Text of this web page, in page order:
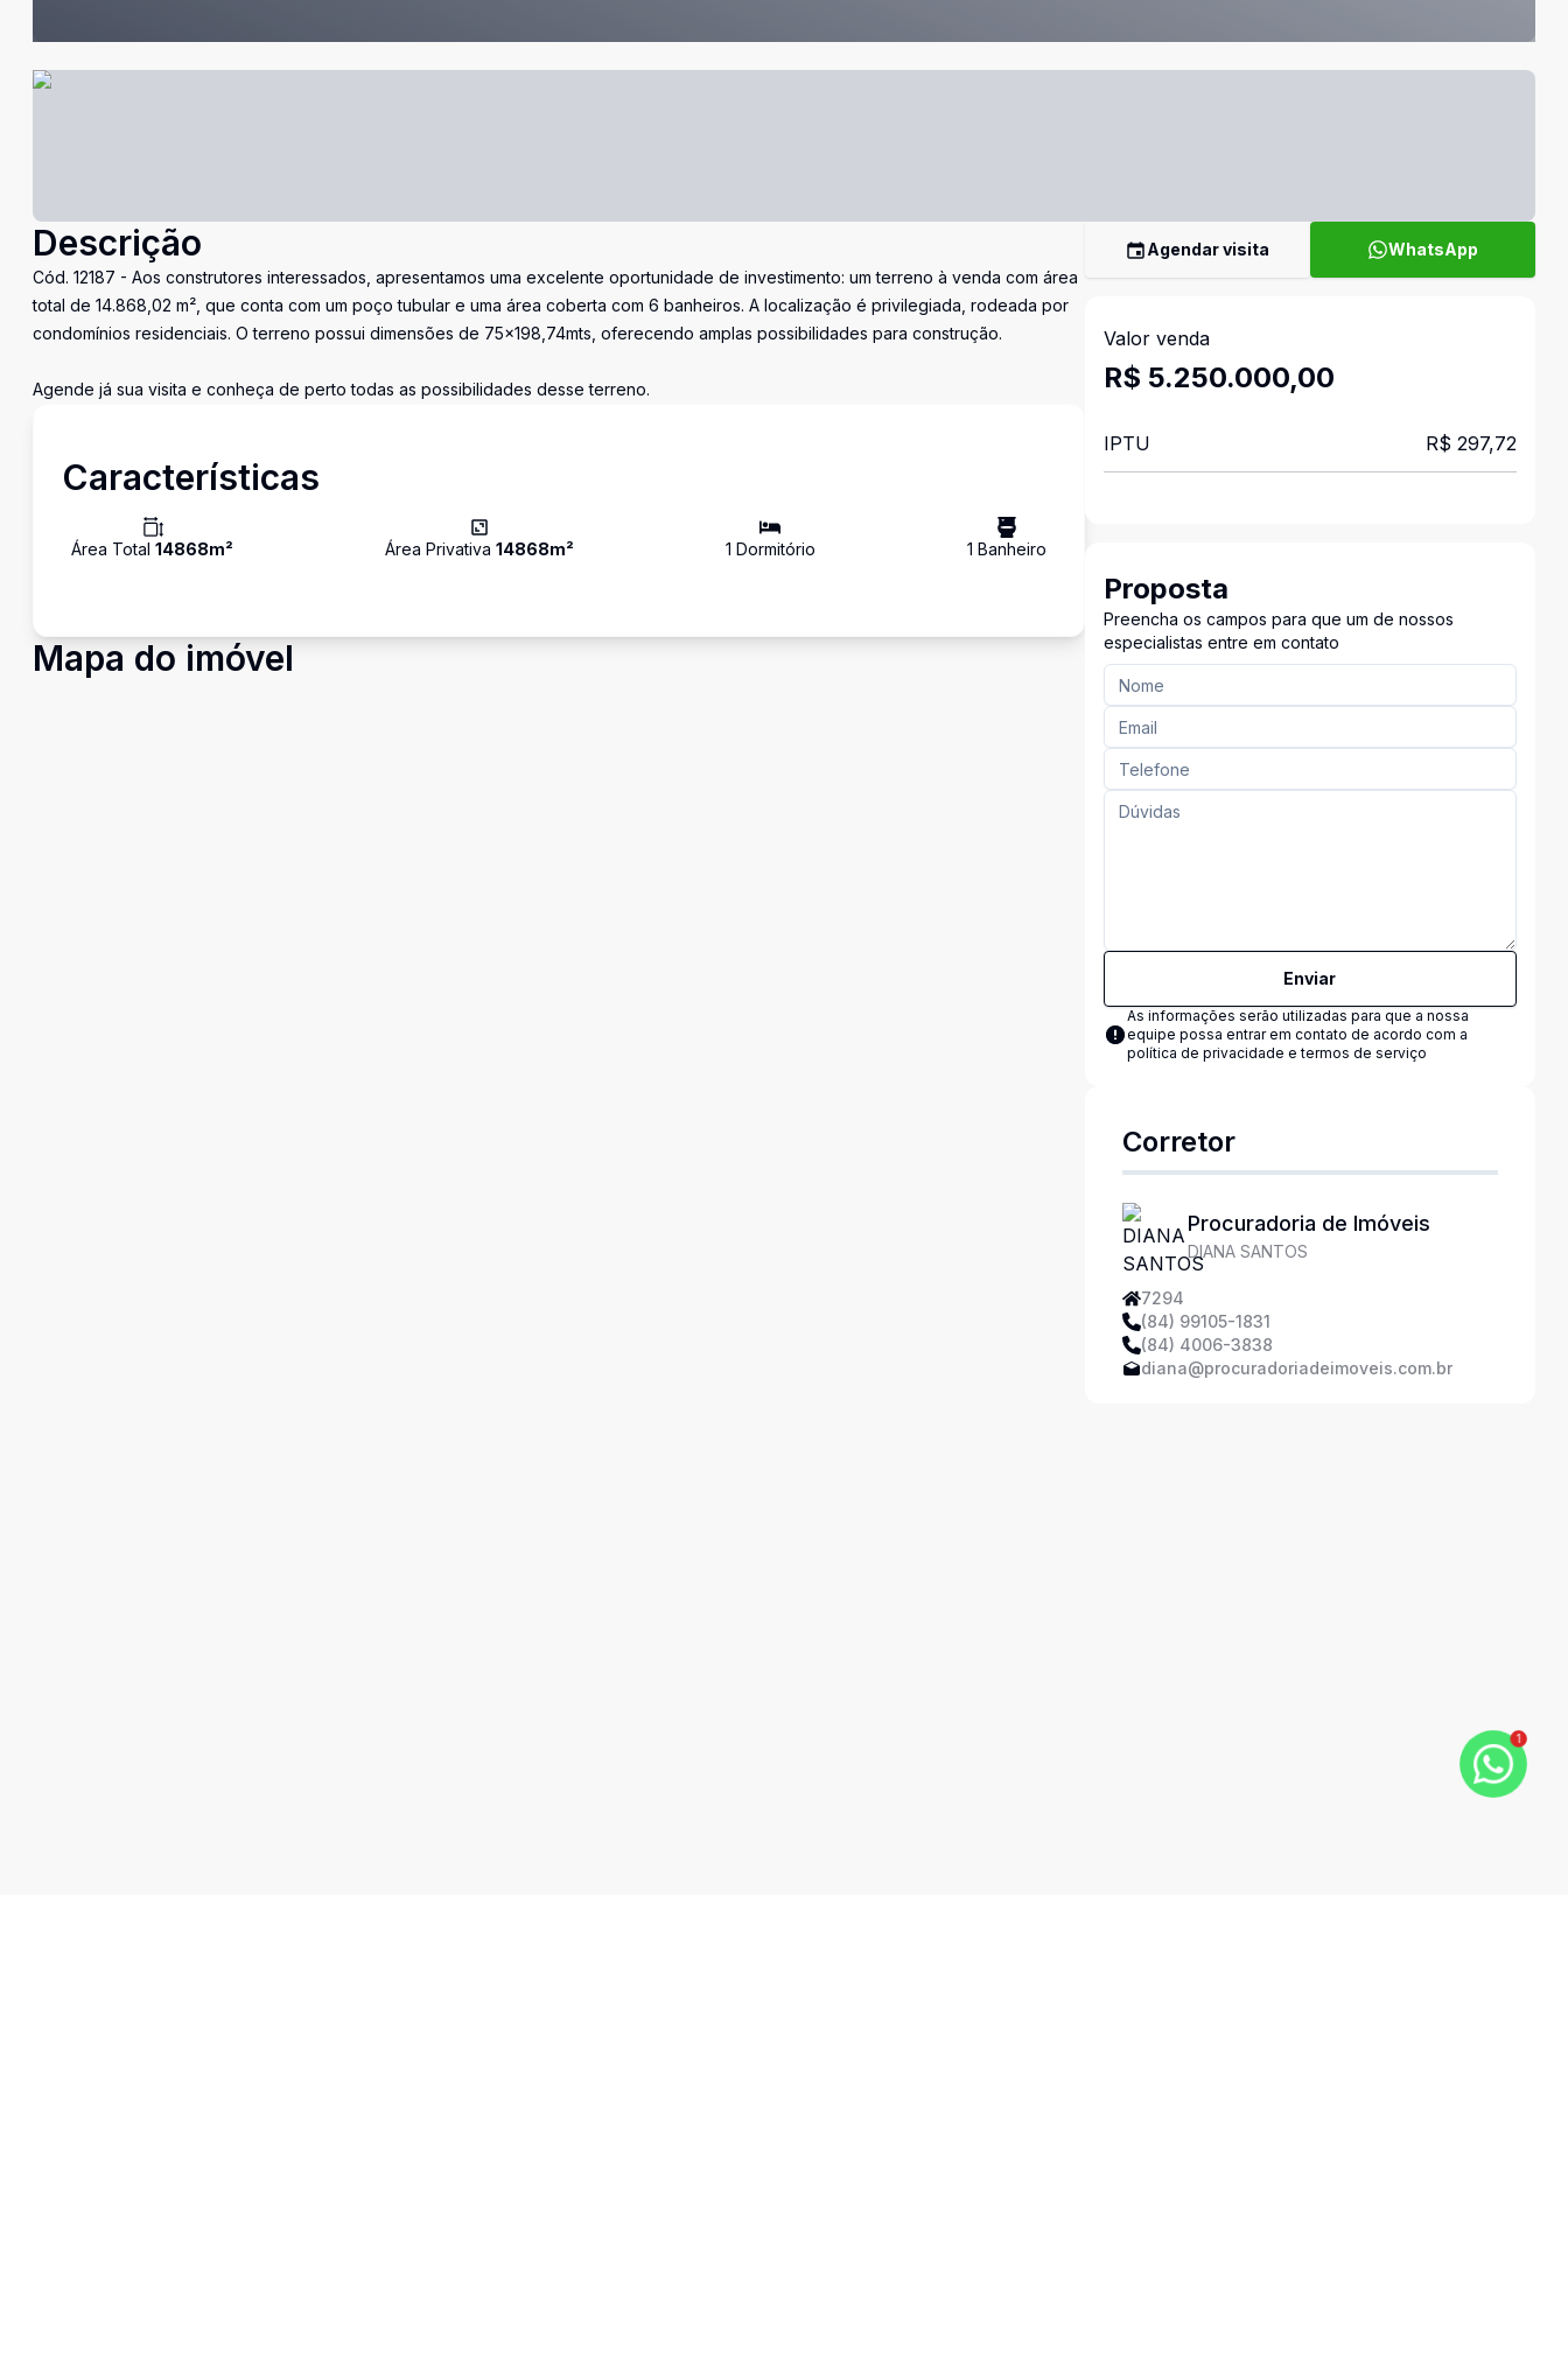
Descrição
Cód. 12187 - Aos construtores interessados, apresentamos uma excelente oportunidade de investimento: um terreno à venda com área
total de 14.868,02 m², que conta com um poço tubular e uma área coberta com 6 banheiros. A localização é privilegiada, rodeada por
condomínios residenciais. O terreno possui dimensões de 75x198,74mts, oferecendo amplas possibilidades para construção.
Agende já sua visita e conheça de perto todas as possibilidades desse terreno.
Características
Área Total 14868m² Área Privativa 14868m² 1 Dormitório 1 Banheiro
Mapa do imóvel
Agendar visita WhatsApp
Valor venda
R$ 5.250.000,00
IPTU R$ 297,72
Proposta
Preencha os campos para que um de nossos
especialistas entre em contato
Enviar
As informações serão utilizadas para que a nossa
equipe possa entrar em contato de acordo com a
política de privacidade e termos de serviço
Corretor
Procuradoria de Imóveis
DIANA SANTOS
7294
(84) 99105-1831
(84) 4006-3838
diana@procuradoriadeimoveis.com.br
1